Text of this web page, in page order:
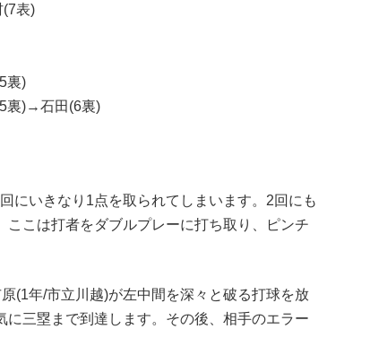
表)
裏)
裏)→石田(6裏)
にいきなり1点を取られてしまいます。2回にも
ここは打者をダブルプレーに打ち取り、ピンチ
(1年/市立川越)が左中間を深々と破る打球を放
に三塁まで到達します。その後、相手のエラー